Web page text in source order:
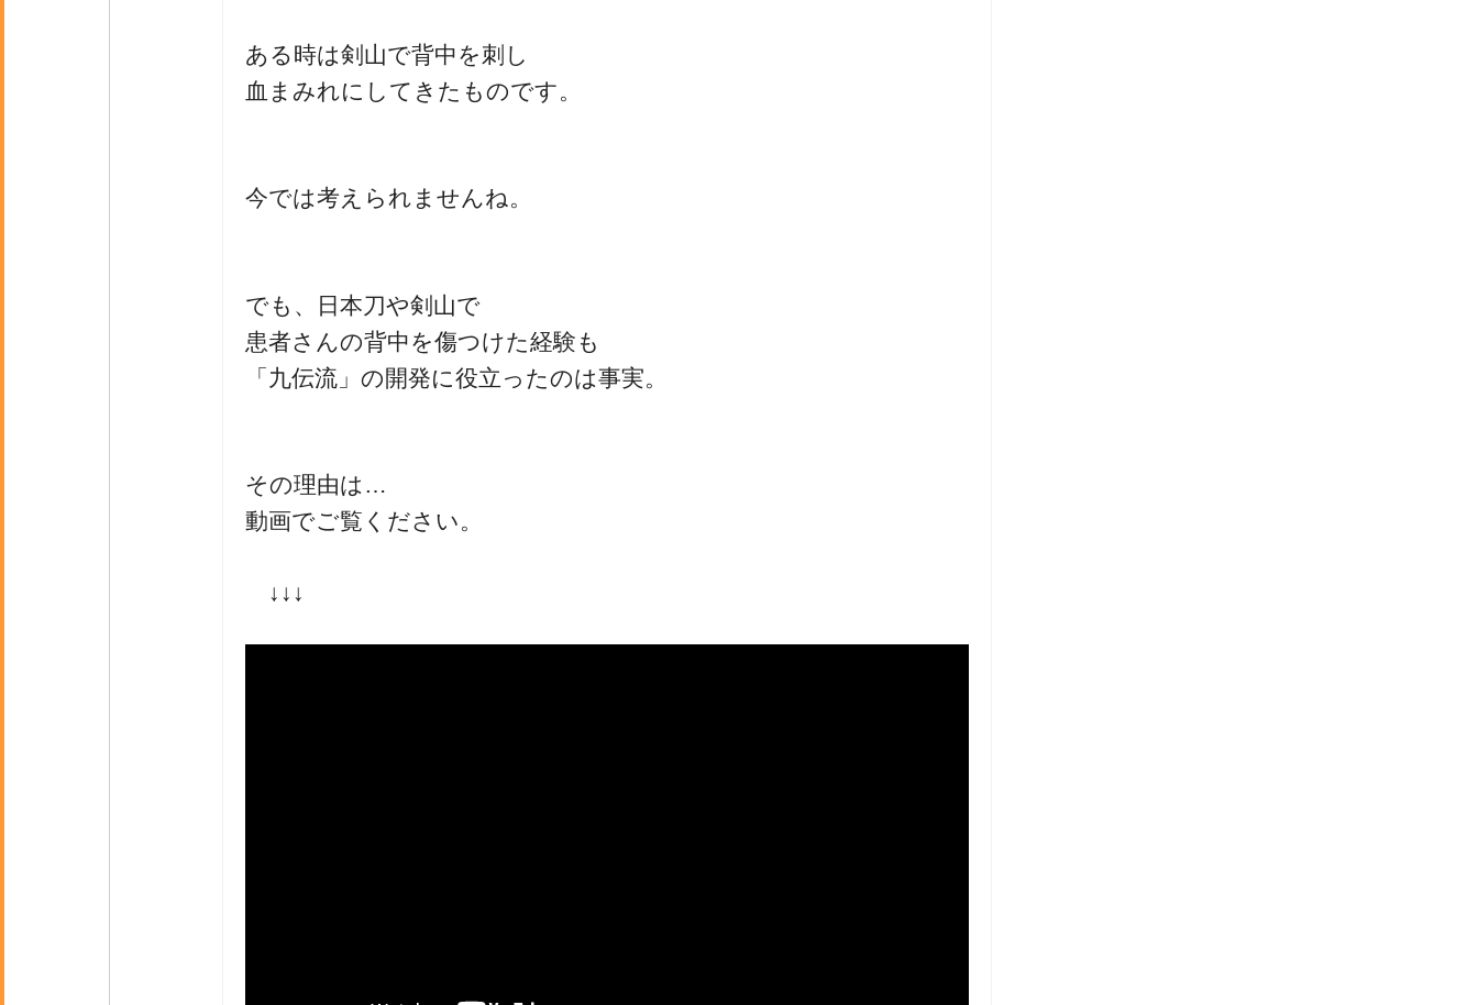
ある時は剣山で背中を刺し
血まみれにしてきたものです。
今では考えられませんね。
でも、日本刀や剣山で
患者さんの背中を傷つけた経験も
「九伝流」の開発に役立ったのは事実。
その理由は…
動画でご覧ください。
↓↓↓